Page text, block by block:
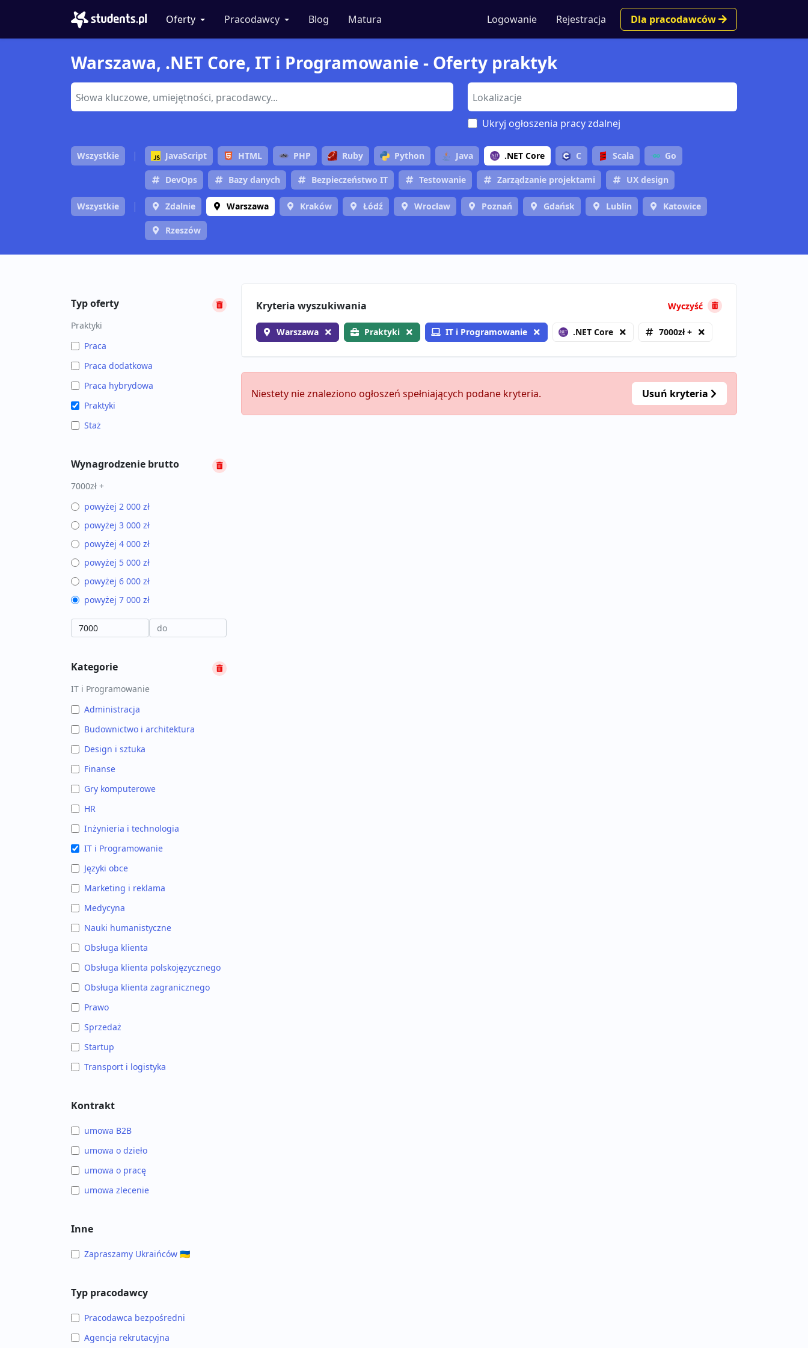
Oferty Pracodawcy Blog Matura Logowanie Rejestracja Dla pracodawców
Warszawa, .NET Core, IT i Programowanie - Oferty praktyk
Ukryj ogłoszenia pracy zdalnej
Wszystkie JavaScript HTML PHP Ruby Python Java .NET Core C Scala Go
DevOps Bazy danych Bezpieczeństwo IT Testowanie Zarządzanie projektami UX design
Wszystkie Zdalnie Warszawa Kraków Łódź Wrocław Poznań Gdańsk Lublin Katowice
Rzeszów
Typ oferty
Praktyki
Praca
Praca dodatkowa
Praca hybrydowa
Praktyki
Staż
Wynagrodzenie brutto
7000zł +
powyżej 2 000 zł
powyżej 3 000 zł
powyżej 4 000 zł
powyżej 5 000 zł
powyżej 6 000 zł
powyżej 7 000 zł
Kategorie
IT i Programowanie
Administracja
Budownictwo i architektura
Design i sztuka
Finanse
Gry komputerowe
HR
Inżynieria i technologia
IT i Programowanie
Języki obce
Marketing i reklama
Medycyna
Nauki humanistyczne
Obsługa klienta
Obsługa klienta polskojęzycznego
Obsługa klienta zagranicznego
Prawo
Sprzedaż
Startup
Transport i logistyka
Kontrakt
umowa B2B
umowa o dzieło
umowa o pracę
umowa zlecenie
Inne
Zapraszamy Ukraińców 🇺🇦
Typ pracodawcy
Pracodawca bezpośredni
Agencja rekrutacyjna
Kryteria wyszukiwania Wyczyść
Warszawa Praktyki IT i Programowanie .NET Core 7000zł +
Niestety nie znaleziono ogłoszeń spełniających podane kryteria. Usuń kryteria